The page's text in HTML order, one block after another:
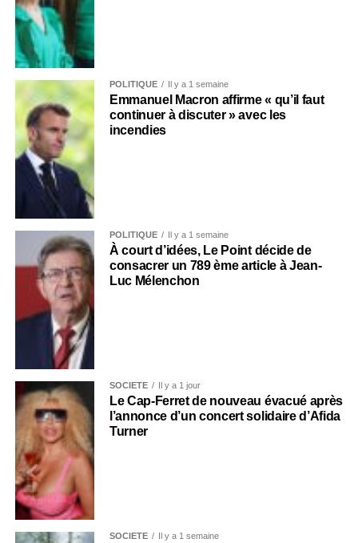
POLITIQUE Il y a 1 semaine
Emmanuel Macron affirme « qu’il faut
continuer à discuter » avec les
incendies
POLITIQUE Il y a 1 semaine
À court d’idées, Le Point décide de
consacrer un 789 ème article à Jean-
Luc Mélenchon
SOCIÉTÉ Il y a 1 jour
Le Cap-Ferret de nouveau évacué après
l’annonce d’un concert solidaire d’Afida
Turner
SOCIÉTÉ Il y a 1 semaine